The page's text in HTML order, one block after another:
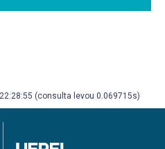
(consulta levou 0.069715s)